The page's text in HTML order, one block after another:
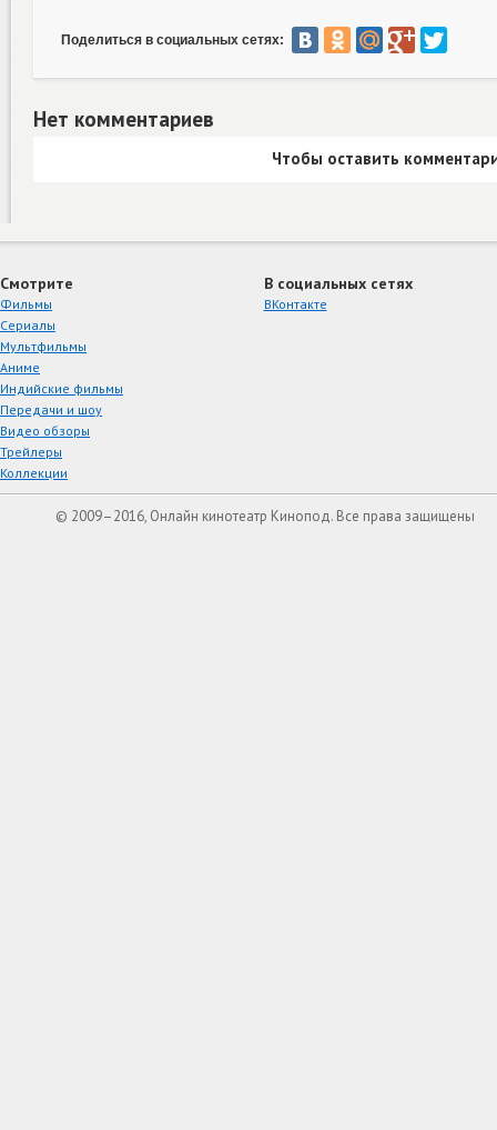
Поделиться в социальных сетях:
Нет комментариев
Чтобы оставить
Смотрите
Фильмы
Сериалы
Мультфильмы
Аниме
Индийские фильмы
Передачи и шоу
Видео обзоры
Трейлеры
Коллекции
В социальных сетях
ВКонтакте
© 2009–2016, Онлайн кинотеатр Кинопод. Все права защищены